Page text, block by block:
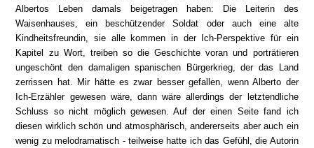
Albertos Leben damals beigetragen haben: Die Leiterin des
Waisenhauses, ein beschützender Soldat oder auch eine alte
Kindheitsfreundin, sie alle kommen in der Ich-Perspektive für ein
Kapitel zu Wort, treiben so die Geschichte voran und porträtieren
ungeschönt den damaligen spanischen Bürgerkrieg, der das Land
zerrissen hat. Mir hätte es zwar besser gefallen, wenn Alberto der
Ich-Erzähler gewesen wäre, dann wäre allerdings der letztendliche
Schluss so nicht möglich gewesen. Auf der einen Seite fand ich
diesen wirklich schön und atmosphärisch, andererseits aber auch ein
wenig zu melodramatisch - teilweise hatte ich das Gefühl, die Autorin